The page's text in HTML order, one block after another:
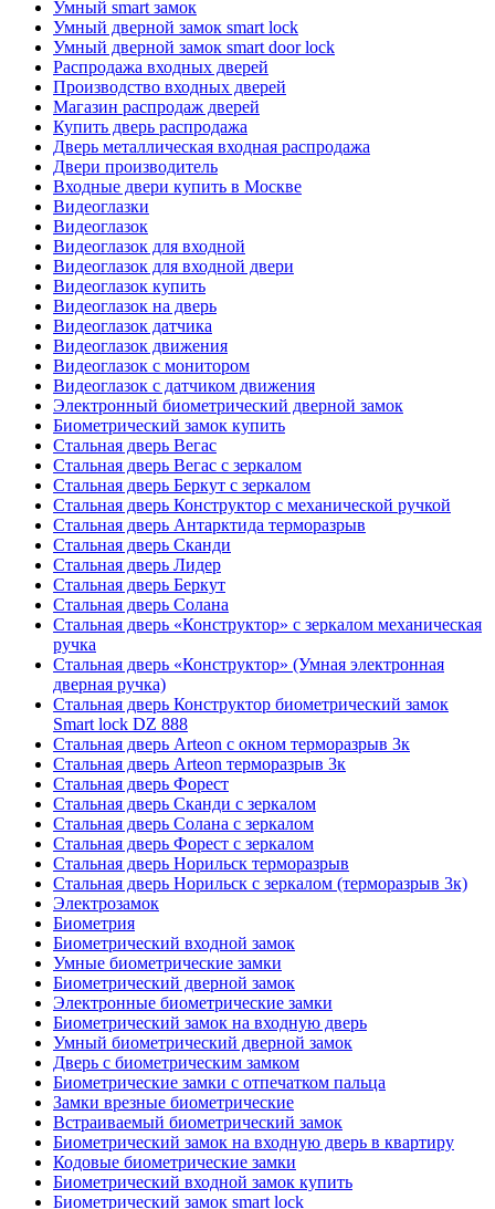
Умный smart замок
Умный дверной замок smart lock
Умный дверной замок smart door lock
Распродажа входных дверей
Производство входных дверей
Магазин распродаж дверей
Купить дверь распродажа
Дверь металлическая входная распродажа
Двери производитель
Входные двери купить в Москве
Видеоглазки
Видеоглазок
Видеоглазок для входной
Видеоглазок для входной двери
Видеоглазок купить
Видеоглазок на дверь
Видеоглазок датчика
Видеоглазок движения
Видеоглазок с монитором
Видеоглазок с датчиком движения
Электронный биометрический дверной замок
Биометрический замок купить
Стальная дверь Вегас
Стальная дверь Вегас с зеркалом
Стальная дверь Беркут с зеркалом
Стальная дверь Конструктор с механической ручкой
Стальная дверь Антарктида терморазрыв
Стальная дверь Сканди
Стальная дверь Лидер
Стальная дверь Беркут
Стальная дверь Солана
Стальная дверь «Конструктор» с зеркалом механическая
ручка
Стальная дверь «Конструктор» (Умная электронная
дверная ручка)
Стальная дверь Конструктор биометрический замок
Smart lock DZ 888
Стальная дверь Arteon с окном терморазрыв 3к
Стальная дверь Arteon терморазрыв 3к
Стальная дверь Форест
Стальная дверь Сканди с зеркалом
Стальная дверь Солана с зеркалом
Стальная дверь Форест с зеркалом
Стальная дверь Норильск терморазрыв
Стальная дверь Норильск с зеркалом (терморазрыв 3к)
Электрозамок
Биометрия
Биометрический входной замок
Умные биометрические замки
Биометрический дверной замок
Электронные биометрические замки
Биометрический замок на входную дверь
Умный биометрический дверной замок
Дверь с биометрическим замком
Биометрические замки с отпечатком пальца
Замки врезные биометрические
Встраиваемый биометрический замок
Биометрический замок на входную дверь в квартиру
Кодовые биометрические замки
Биометрический входной замок купить
Биометрический замок smart lock